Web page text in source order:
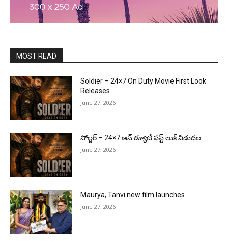
MOST READ
Soldier – 24×7 On Duty Movie First Look
Releases
June 27, 2026
సోల్జర్ – 24×7 ఆన్ డ్యూటీ ఫస్ట్ లుక్ విడుదల
June 27, 2026
Maurya, Tanvi new film launches
June 27, 2026